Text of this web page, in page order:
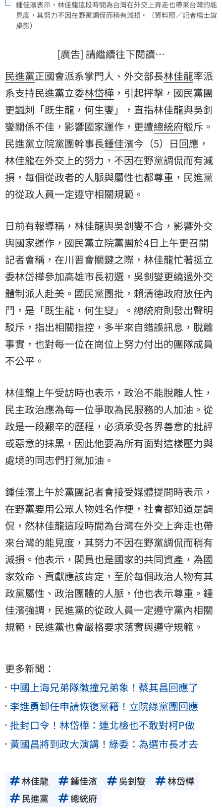
鍾佳濱表示，林佳龍這段時間為台灣在外交上奔走也帶來台灣的能
見度，其努力不因在野黨調侃而稍有減損。（資料照／記者楊士誼
攝影）
[廣告] 請繼續往下閱讀…
民進黨正國會派系掌門人、外交部長林佳龍率派
系支持民進黨立委林岱樺 ，引起抨擊，國民黨團
更諷刺「既生龍，何生燮」，直指林佳龍與吳釗
燮關係不佳，影響國家運作，更遭總統府駁斥。
民進黨立院黨團幹事長鍾佳濱今（5）日回應，
林佳龍在外交上的努力，不因在野黨調侃而有減
損，每個從政者的人脈與屬性也都尊重，民進黨
的從政人員一定遵守相關規範。
日前有報導稱，林佳龍與吳釗燮不合，影響外交
與國家運作，國民黨立院黨團於4日上午更召開
記者會稱，在川習會關鍵之際，林佳龍忙著挺立
委林岱樺參加高雄市長初選，吳釗燮更繞過外交
體制派人赴美。國民黨團批，賴清德政府放任內
鬥，是「既生龍，何生燮」。總統府則發出聲明
駁斥，指出相關指控，多半來自錯誤訊息，脫離
事實，也對每一位在崗位上努力付出的團隊成員
不公平。
林佳龍上午受訪時也表示，政治不能脫離人性，
民主政治應為每一位爭取為民服務的人加油。從
政是一段艱辛的歷程，必須承受各界善意的批評
或惡意的抹黑，因此他要為所有面對這樣壓力與
處境的同志們打氣加油。
鍾佳濱上午於黨團記者會接受媒體提問時表示，
在野黨要用公眾人物姓名作梗，社會都知道是調
侃，然林佳龍這段時間為台灣在外交上奔走也帶
來台灣的能見度，其努力不因在野黨調侃而稍有
減損。他表示，閣員也是國家的共同資產，為國
家效命、貢獻應該肯定，至於每個政治人物有其
政黨屬性、政治團體的人脈，他也表示尊重。鍾
佳濱強調，民進黨的從政人員一定遵守黨內相關
規範，民進黨也會嚴格要求落實與遵守規範。
更多新聞：
中國上海兄弟隊徽撞兄弟象！蔡其昌回應了
李進勇卸任申請恢復黨籍！立院綠黨團回應
批封口令！林岱樺：連北檢也不敢對柯P做
黃國昌將到政大演講！綠委：為選市長才去
林佳龍 鍾佳濱 吳釗燮
林岱樺
民進黨
總統府